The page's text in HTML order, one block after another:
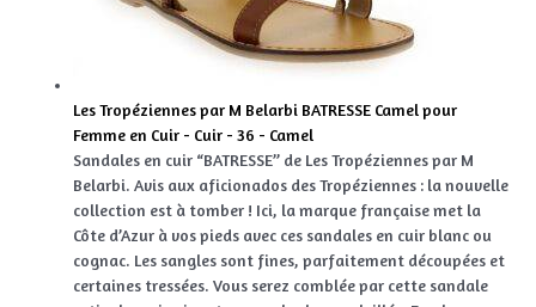
Les Tropéziennes par M Belarbi BATRESSE Camel pour
Femme en Cuir - Cuir - 36 - Camel
Sandales en cuir “BATRESSE” de Les Tropéziennes par M
Belarbi. Avis aux aficionados des Tropéziennes : la nouvelle
collection est à tomber ! Ici, la marque française met la
Côte d’Azur à vos pieds avec ces sandales en cuir blanc ou
cognac. Les sangles sont fines, parfaitement découpées et
certaines tressées. Vous serez comblée par cette sandale